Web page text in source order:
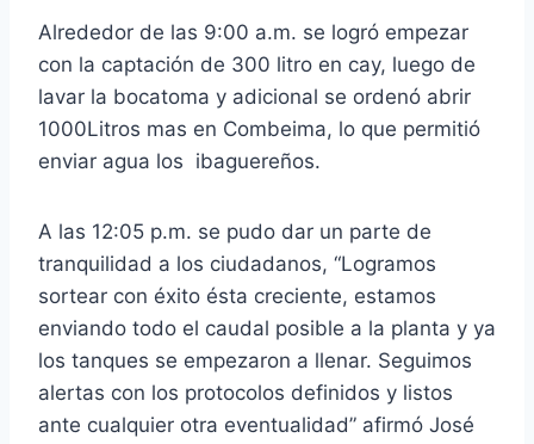
Alrededor de las 9:00 a.m. se logró empezar
con la captación de 300 litro en cay, luego de
lavar la bocatoma y adicional se ordenó abrir
1000Litros mas en Combeima, lo que permitió
enviar agua los ibaguereños.
A las 12:05 p.m. se pudo dar un parte de
tranquilidad a los ciudadanos, “Logramos
sortear con éxito ésta creciente, estamos
enviando todo el caudal posible a la planta y ya
los tanques se empezaron a llenar. Seguimos
alertas con los protocolos definidos y listos
ante cualquier otra eventualidad” afirmó José